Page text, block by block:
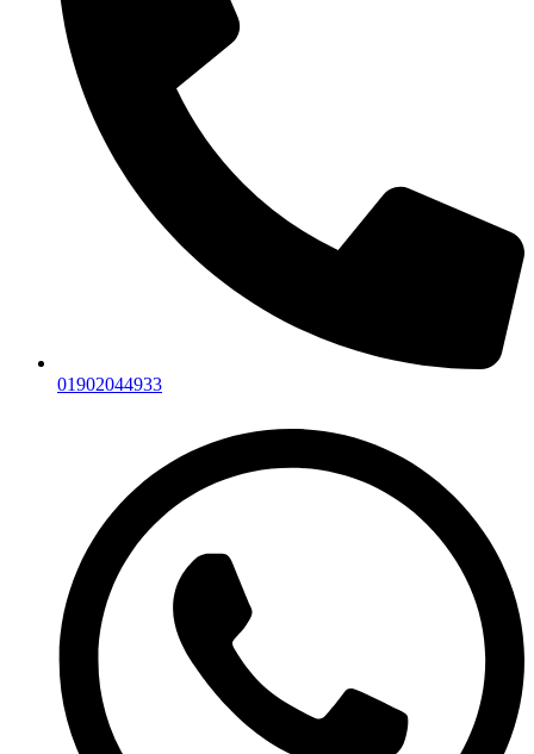
01902044933